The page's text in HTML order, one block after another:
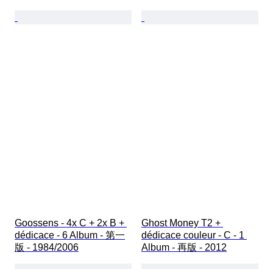
Goossens - 4x C + 2x B +
dédicace - 6 Album - 第一
版 - 1984/2006
Ghost Money T2 +
dédicace couleur - C - 1
Album - 再版 - 2012